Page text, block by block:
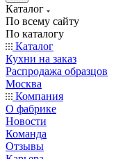
Каталог
По всему сайту
По каталогу
Каталог
Кухни на заказ
Распродажа образцов
Москва
Компания
О фабрике
Новости
Команда
Отзывы